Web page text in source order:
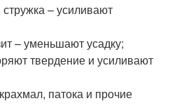
– усиливают
– уменьшают усадку;
твердение и усиливают
патока и прочие